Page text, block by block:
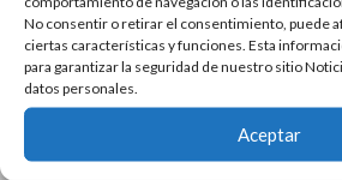
No consentir o retirar el consentimiento, puede
ciertas características y funciones. Esta
para garantizar la seguridad de nuestro sitio
datos personales.
Aceptar
en Matamoros
Cabalgata une a los pueblos: Olga
aniversario de Palmillas
Alertan por clima extremo en
Mejora COMAPA Altamira red